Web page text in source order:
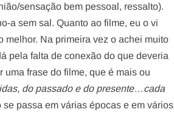
sensação bem pessoal, ressalto).
a sem sal. Quanto ao filme, eu o vi
melhor. Na primeira vez o achei muito
pela falta de conexão do que deveria
frase do filme, que é mais ou
do passado e do presente…cada
se passa em várias épocas e em vários